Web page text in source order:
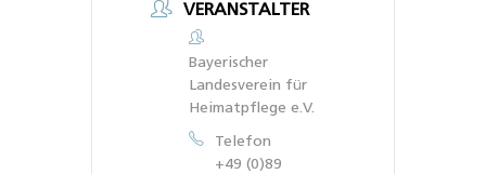
VERANSTALTER
Bayerischer
Landesverein für
Heimatpflege e.V.
Telefon
+49 (0)89